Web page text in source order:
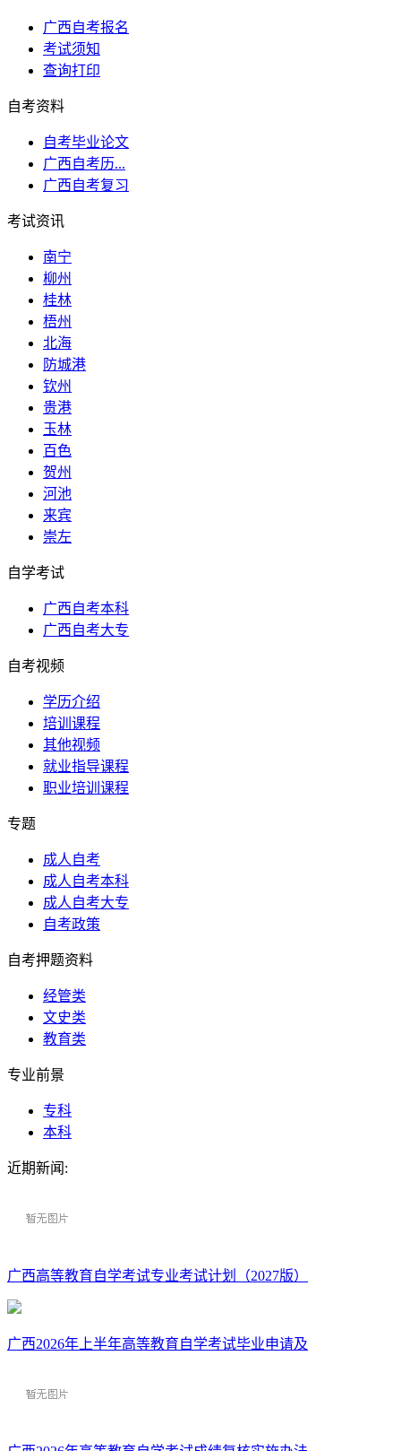
广西自考报名
考试须知
查询打印
自考资料
自考毕业论文
广西自考历...
广西自考复习
考试资讯
南宁
柳州
桂林
梧州
北海
防城港
钦州
贵港
玉林
百色
贺州
河池
来宾
崇左
自学考试
广西自考本科
广西自考大专
自考视频
学历介绍
培训课程
其他视频
就业指导课程
职业培训课程
专题
成人自考
成人自考本科
成人自考大专
自考政策
自考押题资料
经管类
文史类
教育类
专业前景
专科
本科
近期新闻:
广西高等教育自学考试专业考试计划（2027版）
广西2026年上半年高等教育自学考试毕业申请及